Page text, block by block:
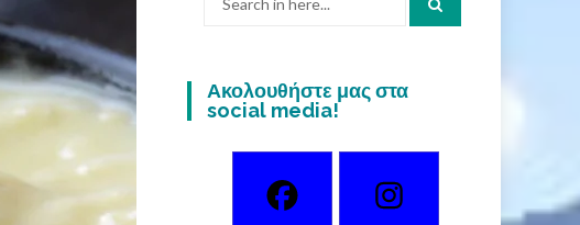
Ακολουθήστε μας στα
social media!